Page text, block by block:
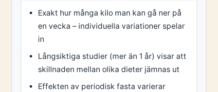
Exakt hur många kilo man kan gå ner på
en vecka – individuella variationer spelar
in
Långsiktiga studier (mer än 1 år) visar att
skillnaden mellan olika dieter jämnas ut
Effekten av periodisk fasta varierar